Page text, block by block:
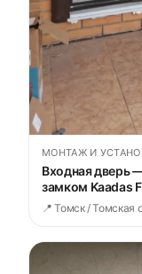
МОНТАЖ И
Входная дверь
замком Kaadas
📍 Томск / Томская